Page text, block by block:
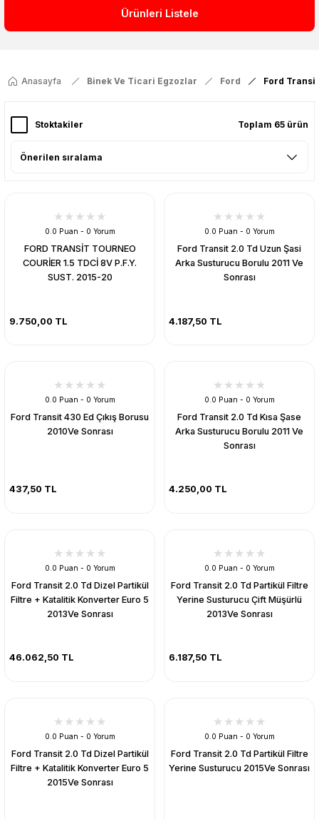
Ürünleri Listele
Anasayfa Binek Ve Ticari Egzozlar Ford Ford Transit
Stoktakiler Toplam 65 ürün
0.0 Puan - 0 Yorum
FORD TRANSİT TOURNEO
COURİER 1.5 TDCİ 8V P.F.Y.
SUST. 2015-20
9.750,00 TL
0.0 Puan - 0 Yorum
Ford Transit 2.0 Td Uzun Şasi
Arka Susturucu Borulu 2011 Ve
Sonrası
4.187,50 TL
0.0 Puan - 0 Yorum
Ford Transit 430 Ed Çıkış Borusu
2010Ve Sonrası
437,50 TL
0.0 Puan - 0 Yorum
Ford Transit 2.0 Td Kısa Şase
Arka Susturucu Borulu 2011 Ve
Sonrası
4.250,00 TL
0.0 Puan - 0 Yorum
Ford Transit 2.0 Td Dizel Partikül
Filtre + Katalitik Konverter Euro 5
2013Ve Sonrası
46.062,50 TL
0.0 Puan - 0 Yorum
Ford Transit 2.0 Td Partikül Filtre
Yerine Susturucu Çift Müşürlü
2013Ve Sonrası
6.187,50 TL
0.0 Puan - 0 Yorum
Ford Transit 2.0 Td Dizel Partikül
Filtre + Katalitik Konverter Euro 5
2015Ve Sonrası
0.0 Puan - 0 Yorum
Ford Transit 2.0 Td Partikül Filtre
Yerine Susturucu 2015Ve Sonrası